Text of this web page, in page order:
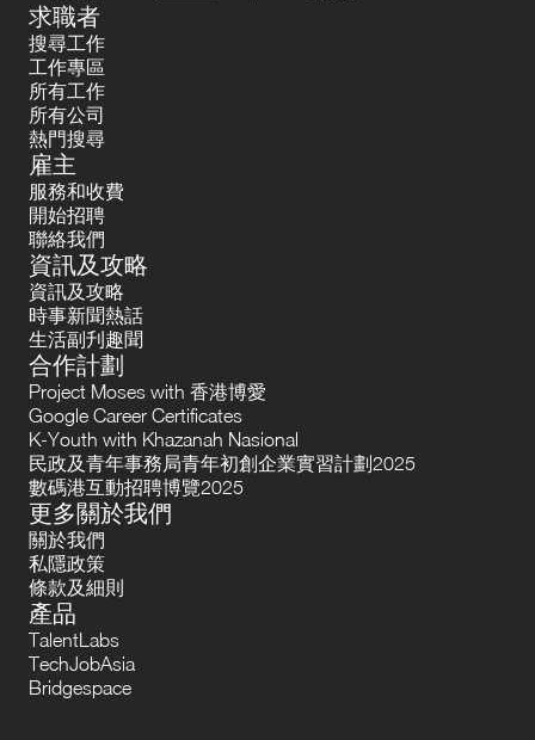
求職者
搜尋工作
工作專區
所有工作
所有公司
熱門搜尋
雇主
服務和收費
開始招聘
聯絡我們
資訊及攻略
資訊及攻略
時事新聞熱話
生活副刋趣聞
合作計劃
Project Moses with 香港博愛
Google Career Certificates
K-Youth with Khazanah Nasional
民政及青年事務局青年初創企業實習計劃2025
數碼港互動招聘博覽2025
更多關於我們
關於我們
私隱政策
條款及細則
產品
TalentLabs
TechJobAsia
Bridgespace